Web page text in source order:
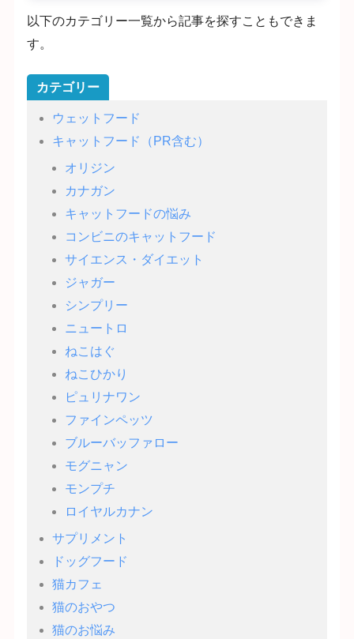
以下のカテゴリー一覧から記事を探すこともできま
す。
カテゴリー
ウェットフード
キャットフード（PR含む）
オリジン
カナガン
キャットフードの悩み
コンビニのキャットフード
サイエンス・ダイエット
ジャガー
シンプリー
ニュートロ
ねこはぐ
ねこひかり
ピュリナワン
ファインペッツ
ブルーバッファロー
モグニャン
モンプチ
ロイヤルカナン
サプリメント
ドッグフード
猫カフェ
猫のおやつ
猫のお悩み